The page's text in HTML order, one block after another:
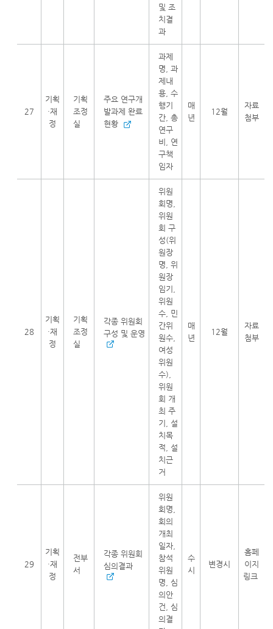
및 조
치결
과
27
기획
·재
정
기획
조정
실
주요 연구개
발과제 완료
현황
과제
명, 과
제내
용, 수
행기
간, 총
연구
비, 연
구책
임자
매
년
12월
자료
첨부
28
기획
·재
정
기획
조정
실
각종 위원회
구성 및 운영
위원
회명,
위원
회 구
성(위
원장
명, 위
원장
임기,
위원
수, 민
간위
원수,
여성
위원
수),
위원
회 개
최 주
기, 설
치목
적, 설
치근
거
매
년
12월
자료
첨부
29
기획
·재
정
전부
서
각종 위원회
심의결과
위원
회명,
회의
개최
일자,
참석
위원
명, 심
의안
건, 심
의결
수
시
변경시
홈페
이지
링크